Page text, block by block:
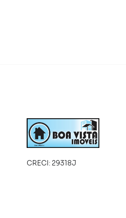
imobiliárias
Adelino. Isso
CRECI: 29318J